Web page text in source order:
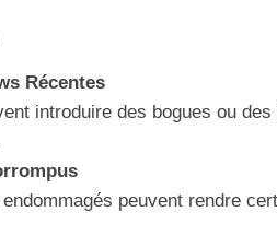
Récentes
introduire des bogues ou
peuvent rendre